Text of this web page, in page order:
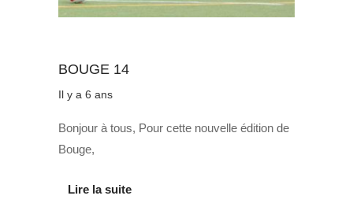
BOUGE 14
Il y a 6 ans
Bonjour à tous, Pour cette nouvelle édition de
Bouge,
Lire la suite